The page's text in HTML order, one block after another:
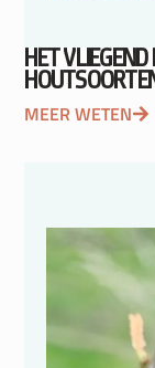
HET VLIEGEND
MEER WETEN